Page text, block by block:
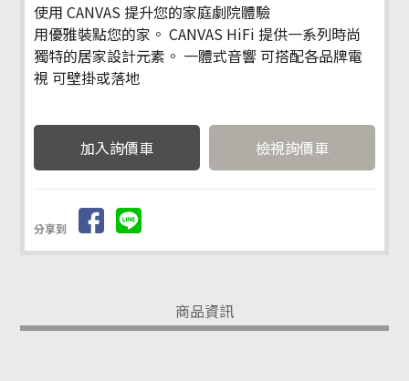
使用 CANVAS 提升您的家庭劇院體驗
用優雅裝點您的家。 CANVAS HiFi 提供一系列時尚
獨特的居家設計元素。 一體式音響 可搭配各品牌電
視 可壁掛或落地
檢視詢價車
分享到
商品資訊